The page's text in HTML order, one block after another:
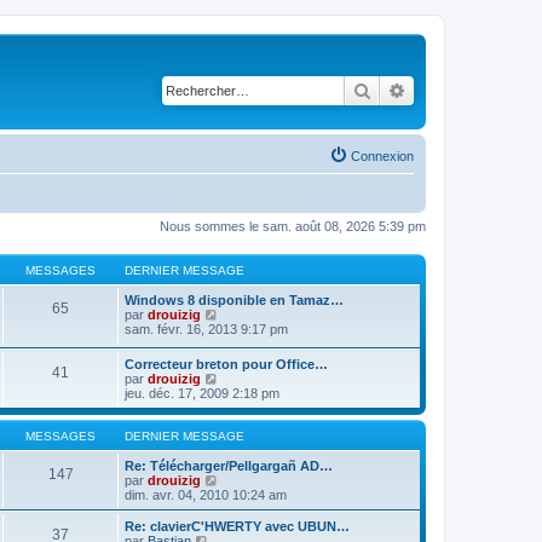
Rechercher
Connexion
Nous sommes le sam. août 08, 2026 5:39 pm
MESSAGES DERNIER MESSAGE
65
Windows 8 disponible en Tamaz…
par drouizig
o
u
l
t
e
r
l
d
e
r
n
i
sam. févr. 16, 2013 9:17 pm
41
Correcteur breton pour Office…
par drouizig
o
n
s
u
l
t
r
l
e
jeu. déc. 17, 2009 2:18 pm
MESSAGES DERNIER MESSAGE
147
Re: Télécharger/Pellgargañ AD…
par drouizig
o
n
s
dim. avr. 04, 2010 10:24 am
37
Re: clavierC'HWERTY avec UBUN…